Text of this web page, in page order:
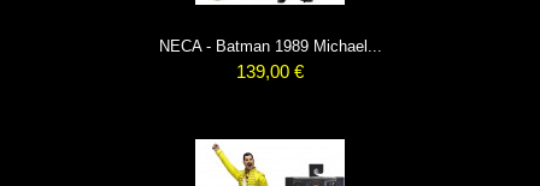
NECA - Batman 1989 Michael...
139,00 €